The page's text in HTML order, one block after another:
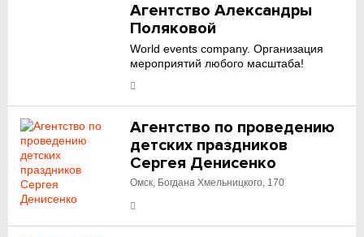
Агентство Александры
Поляковой
World events company. Организация
мероприятий любого масштаба!
Агентство по проведению
детских праздников
Сергея Денисенко
Омск, Богдана Хмельницкого, 170